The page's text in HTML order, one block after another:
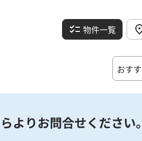
物件一覧
よりお問合せください。